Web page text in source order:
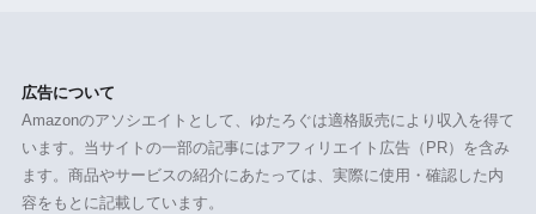
広告について
Amazonのアソシエイトとして、ゆたろぐは適格販売により収入を得て
います。当サイトの一部の記事にはアフィリエイト広告（PR）を含み
ます。商品やサービスの紹介にあたっては、実際に使用・確認した内
容をもとに記載しています。